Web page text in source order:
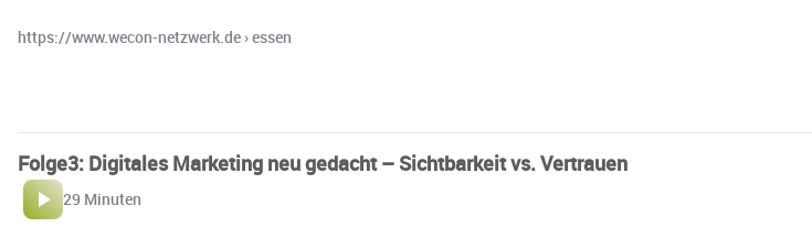
https://www.wecon-netzwerk.de › essen
Folge3: Digitales Marketing neu gedacht – Sichtbarkeit vs. Vertrauen
29 Minuten